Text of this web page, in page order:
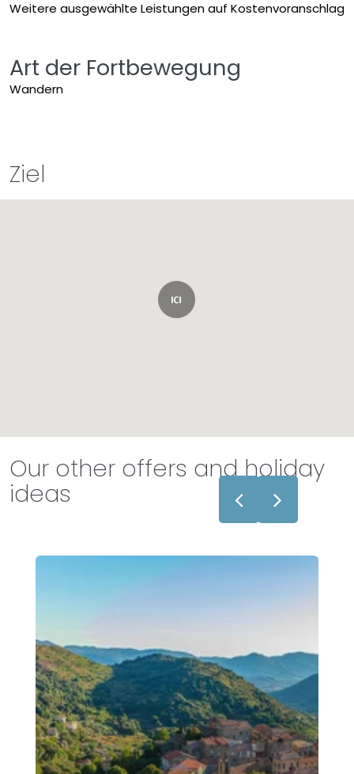
Weitere ausgewählte Leistungen auf Kostenvoranschlag
Art der Fortbewegung
Wandern
Ziel
Our other offers and holiday
ideas